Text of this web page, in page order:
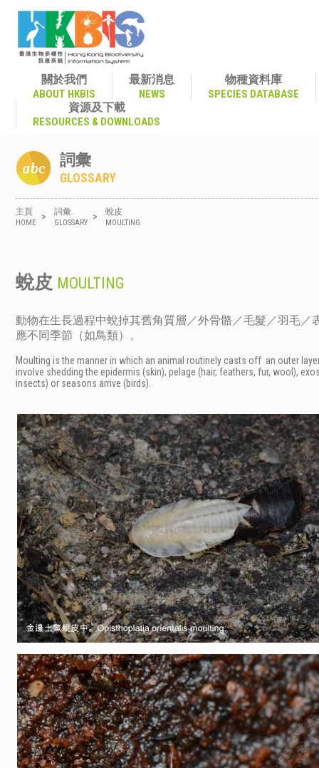
關於我們
ABOUT HKBIS
最新消息
NEWS
物種資料庫
SPECIES DATABASE
資源及下載
RESOURCES & DOWNLOADS
詞彙
GLOSSARY
主頁
HOME
> 詞彙
GLOSSARY
> 蛻皮
MOULTING
蛻皮 MOULTING
動物在生長過程中蛻掉其舊角質層／外骨骼／毛髮／羽毛
應不同季節（如鳥類）。
Moulting is the manner in which an animal routinely casts off an outer
involve shedding the epidermis (skin), pelage (hair, feathers, fur, wool),
insects) or seasons arrive (birds).